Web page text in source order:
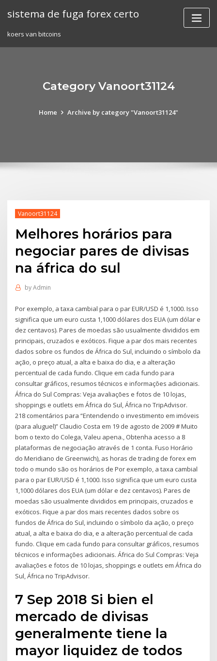
sistema de fuga forex certo
koers van bitcoins
Category Vanoort31124
Home Archive by category "Vanoort31124"
Vanoort31124
Melhores horários para
negociar pares de divisas
na áfrica do sul
byAdmin
Por exemplo, a taxa cambial para o par EUR/USD é 1,1000. Isso
significa que um euro custa 1,1000 dólares dos EUA (um dólar e
dez centavos). Pares de moedas são usualmente divididos em
principais, cruzados e exóticos. Fique a par dos mais recentes
dados sobre os fundos de África do Sul, incluindo o símbolo da
ação, o preço atual, a alta e baixa do dia, e a alteração
percentual de cada fundo. Clique em cada fundo para
consultar gráficos, resumos técnicos e informações adicionais.
África do Sul Compras: Veja avaliações e fotos de 10 lojas,
shoppings e outlets em África do Sul, África no TripAdvisor.
218 comentários para “Entendendo o investimento em imóveis
(para aluguel)” Claudio Costa em 19 de agosto de 2009 # Muito
bom o texto do Colega, Valeu apena., Obtenha acesso a 8
plataformas de negociação através de 1 conta. Fuso Horário
do Meridiano de Greenwich), as horas de trading de forex em
todo o mundo são os horários de Por exemplo, a taxa cambial
para o par EUR/USD é 1,1000. Isso significa que um euro custa
1,1000 dólares dos EUA (um dólar e dez centavos). Pares de
moedas são usualmente divididos em principais, cruzados e
exóticos. Fique a par dos mais recentes dados sobre os
fundos de África do Sul, incluindo o símbolo da ação, o preço
atual, a alta e baixa do dia, e a alteração percentual de cada
fundo. Clique em cada fundo para consultar gráficos, resumos
técnicos e informações adicionais. África do Sul Compras: Veja
avaliações e fotos de 10 lojas, shoppings e outlets em África do
Sul, África no TripAdvisor.
7 Sep 2018 Si bien el
mercado de divisas
generalmente tiene la
mayor liquidez de todos